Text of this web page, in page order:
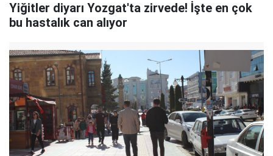
Yiğitler diyarı Yozgat'ta zirvede! İşte en çok
bu hastalık can alıyor